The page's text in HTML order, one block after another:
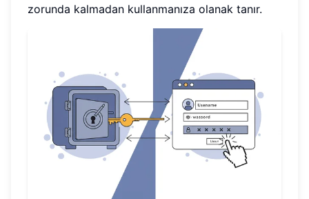
zorunda kalmadan kullanmanıza olanak tanır.